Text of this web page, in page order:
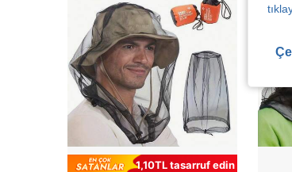
1,10TL tasarruf edin